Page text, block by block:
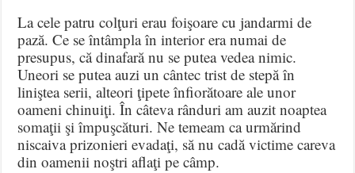
La cele patru colţuri erau foişoare cu jandarmi de
pază. Ce se întâmpla în interior era numai de
presupus, că dinafară nu se putea vedea nimic.
Uneori se putea auzi un cântec trist de stepă în
liniştea serii, alteori ţipete înfiorătoare ale unor
oameni chinuiţi. În câteva rânduri am auzit noaptea
somaţii şi împuşcături. Ne temeam ca urmărind
niscaiva prizonieri evadaţi, să nu cadă victime careva
din oamenii noştri aflaţi pe câmp.